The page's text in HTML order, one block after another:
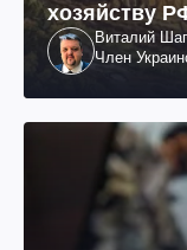
хозяйству
Виталий
Член